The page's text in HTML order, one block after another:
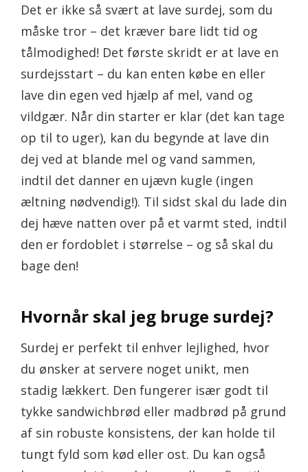
Det er ikke så svært at lave surdej, som du
måske tror – det kræver bare lidt tid og
tålmodighed! Det første skridt er at lave en
surdejsstart – du kan enten købe en eller
lave din egen ved hjælp af mel, vand og
vildgær. Når din starter er klar (det kan tage
op til to uger), kan du begynde at lave din
dej ved at blande mel og vand sammen,
indtil det danner en ujævn kugle (ingen
æltning nødvendig!). Til sidst skal du lade din
dej hæve natten over på et varmt sted, indtil
den er fordoblet i størrelse – og så skal du
bage den!
Hvornår skal jeg bruge surdej?
Surdej er perfekt til enhver lejlighed, hvor
du ønsker at servere noget unikt, men
stadig lækkert. Den fungerer især godt til
tykke sandwichbrød eller madbrød på grund
af sin robuste konsistens, der kan holde til
tungt fyld som kød eller ost. Du kan også